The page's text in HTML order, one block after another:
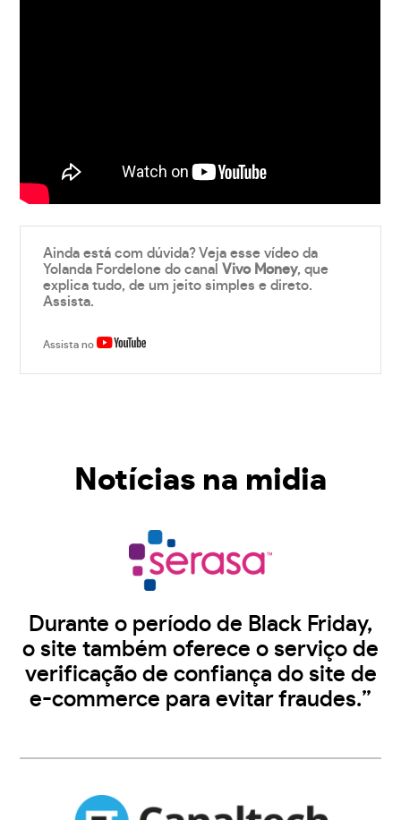
Ainda está com dúvida? Veja esse vídeo da
Yolanda Fordelone do canalVivo Money, que
explica tudo, de um jeito simples e direto.
Assista.
Assista no
Notícias na midia
Durante o período de Black Friday,
o site também oferece o serviço de
verificação de confiança do site de
e-commerce para evitar fraudes.”